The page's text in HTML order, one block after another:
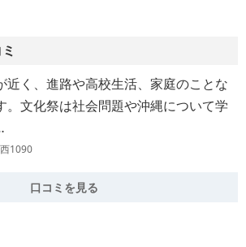
近く、進路や高校生活、家庭のことな
。文化祭は社会問題や沖縄について学
1090
口コミを見る